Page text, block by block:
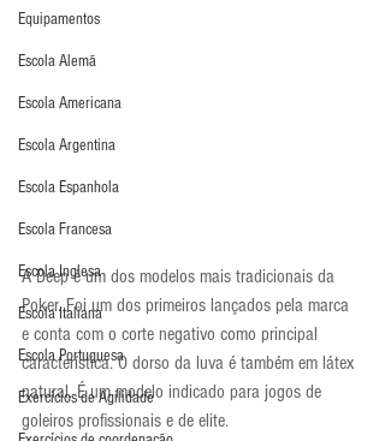
Equipamentos
Escola Alemã
Escola Americana
Escola Argentina
Escola Espanhola
Escola Francesa
Escola Inglesa
Escola Italiana
Escola Portuguesa
Exercícios de Agilidade
A Deep é um dos modelos mais tradicionais da
Poker. Foi um dos primeiros lançados pela marca
e conta com o corte negativo como principal
característica. O dorso da luva é também em látex
natural. É um modelo indicado para jogos de
goleiros profissionais e de elite.